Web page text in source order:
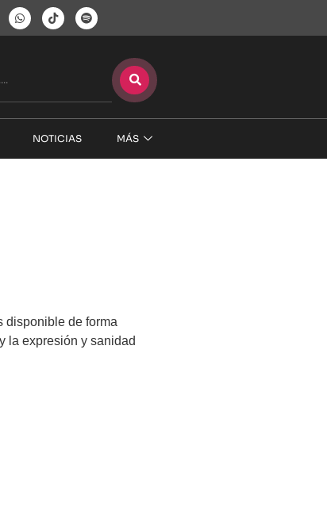
NOTICIAS MÁS
disponible de forma
la expresión y sanidad